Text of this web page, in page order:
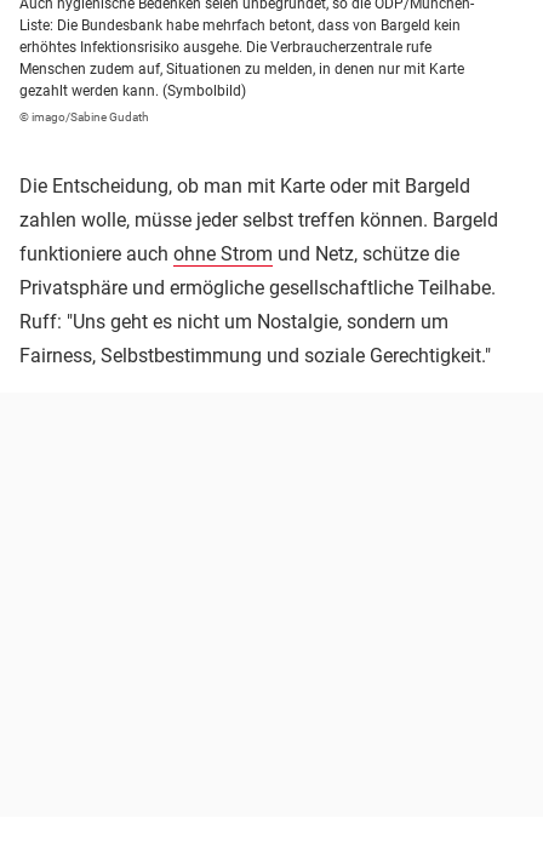
Auch hygienische Bedenken seien unbegründet, so die ÖDP/München-
Liste: Die Bundesbank habe mehrfach betont, dass von Bargeld kein
erhöhtes Infektionsrisiko ausgehe. Die Verbraucherzentrale rufe
Menschen zudem auf, Situationen zu melden, in denen nur mit Karte
gezahlt werden kann. (Symbolbild)
© imago/Sabine Gudath
Die Entscheidung, ob man mit Karte oder mit Bargeld
zahlen wolle, müsse jeder selbst treffen können. Bargeld
funktioniere auch ohne Strom und Netz, schütze die
Privatsphäre und ermögliche gesellschaftliche Teilhabe.
Ruff: "Uns geht es nicht um Nostalgie, sondern um
Fairness, Selbstbestimmung und soziale Gerechtigkeit."